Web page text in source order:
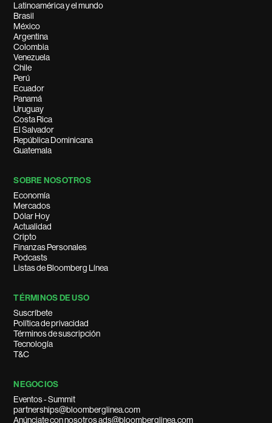
Latinoamérica y el mundo
Brasil
México
Argentina
Colombia
Venezuela
Chile
Perú
Ecuador
Panamá
Uruguay
Costa Rica
El Salvador
República Dominicana
Guatemala
SOBRE NOSOTROS
Economía
Mercados
Dólar Hoy
Actualidad
Cripto
Finanzas Personales
Podcasts
Listas de Bloomberg Línea
TÉRMINOS DE USO
Suscríbete
Política de privacidad
Términos de suscripción
Tecnología
T&C
NEGOCIOS
Eventos - Summit
partnerships@bloomberglinea.com
Anúnciate con nosotros ads@bloomberglinea.com